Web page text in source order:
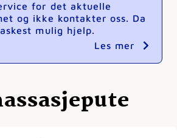
for det aktuelle
og ikke kontakter oss. Da
mulig hjelp.
Les mer